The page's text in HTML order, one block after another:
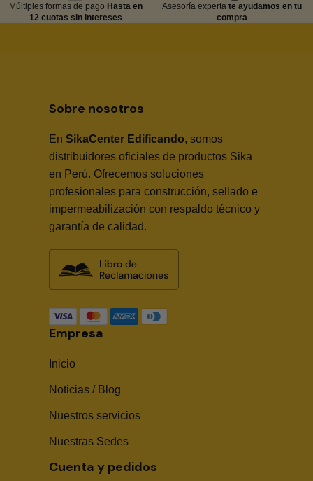
Múltiples formas de pago Hasta en
12 cuotas sin intereses
Asesoría experta te ayudamos en tu
compra
Sobre nosotros
En SikaCenter Edificando, somos
distribuidores oficiales de productos Sika
en Perú. Ofrecemos soluciones
profesionales para construcción, sellado e
impermeabilización con respaldo técnico y
garantía de calidad.
Empresa
Inicio
Noticias / Blog
Nuestros servicios
Nuestras Sedes
Cuenta y pedidos